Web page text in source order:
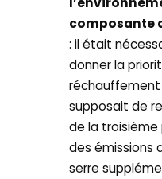
composante
: il était
donner la
supposait de
de la
des émissions
serre